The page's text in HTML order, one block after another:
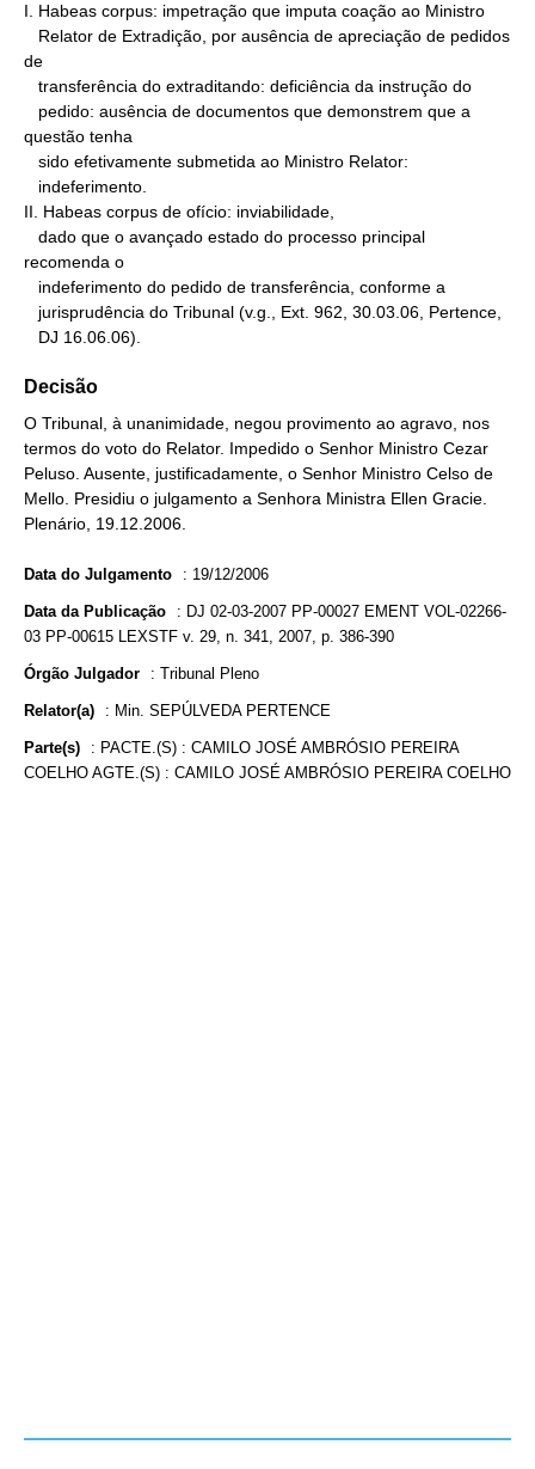
I. Habeas corpus: impetração que imputa coação ao Ministro
de
questão tenha
II. Habeas corpus de ofício: inviabilidade,
recomenda o
   DJ 16.06.06).
Decisão
O Tribunal, à unanimidade, negou provimento ao agravo, nos
termos do voto do Relator. Impedido o Senhor Ministro Cezar
Peluso. Ausente, justificadamente, o Senhor Ministro Celso de
Mello. Presidiu o julgamento a Senhora Ministra Ellen Gracie.
Plenário, 19.12.2006.
Data do Julgamento : 19/12/2006
Data da Publicação : DJ 02-03-2007 PP-00027 EMENT VOL-02266-
03 PP-00615 LEXSTF v. 29, n. 341, 2007, p. 386-390
Órgão Julgador : Tribunal Pleno
Relator(a) : Min. SEPÚLVEDA PERTENCE
Parte(s) : PACTE.(S) : CAMILO JOSÉ AMBRÓSIO PEREIRA
COELHO AGTE.(S) : CAMILO JOSÉ AMBRÓSIO PEREIRA COELHO